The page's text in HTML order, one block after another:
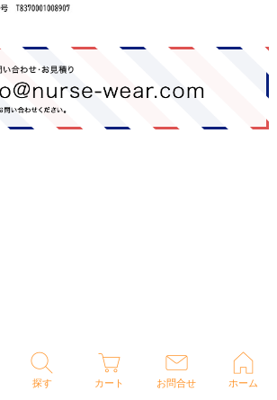
探す カート お問合せ ホーム